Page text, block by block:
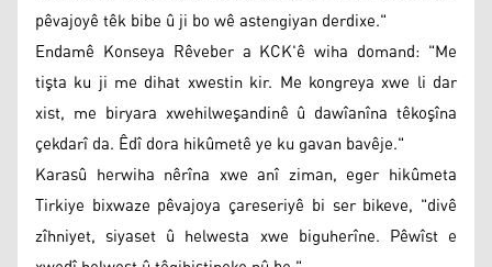
pêvajoyê têk bibe û ji bo wê astengiyan derdixe."
Endamê Konseya Rêveber a KCK'ê wiha domand: "Me
tişta ku ji me dihat xwestin kir. Me kongreya xwe li dar
xist, me biryara xwehilweşandinê û dawîanîna têkoşîna
çekdarî da. Êdî dora hikûmetê ye ku gavan bavêje."
Karasû herwiha nêrîna xwe anî ziman, eger hikûmeta
Tirkiye bixwaze pêvajoya çareseriyê bi ser bikeve, "divê
zîhniyet, siyaset û helwesta xwe biguherîne. Pêwîst e